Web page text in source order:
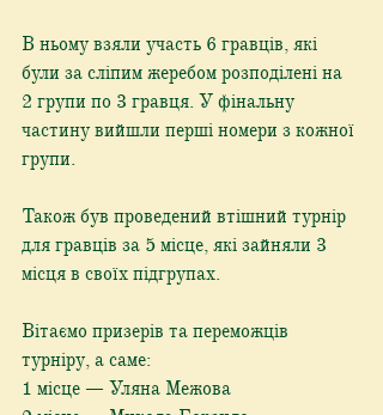
В ньому взяли участь 6 гравців, які
були за сліпим жеребом розподілені на
2 групи по 3 гравця. У фінальну
частину вийшли перші номери з кожної
групи.
Також був проведений втішний турнір
для гравців за 5 місце, які зайняли 3
місця в своїх підгрупах.
Вітаємо призерів та переможців
турніру, а саме:
1 місце — Уляна Межова